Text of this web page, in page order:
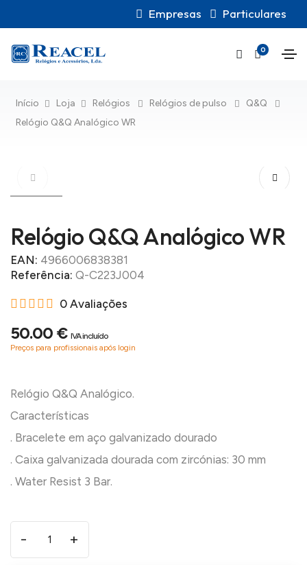
Empresas Particulares
0
Início Loja Relógios Relógios de pulso
Q&Q
Relógio Q&Q Analógico WR
Relógio Q&Q Analógico WR
EAN: 4966006838381
Referência: Q-C223J004
0 Avaliações
50.00 € IVA incluído
Preços para profissionais após login
Relógio Q&Q Analógico.
Características
. Bracelete em aço galvanizado dourado
. Caixa galvanizada dourada com zircónias: 30 mm
- +